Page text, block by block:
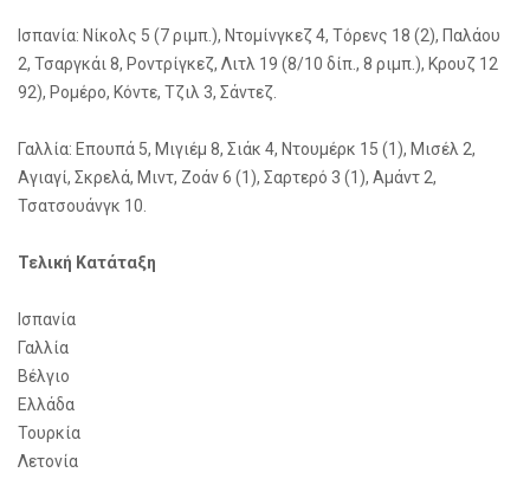
Ισπανία: Νίκολς 5 (7 ριμπ.), Ντομίνγκεζ 4, Τόρενς 18 (2), Παλάου
2, Τσαργκάι 8, Ροντρίγκεζ, Λιτλ 19 (8/10 δίπ., 8 ριμπ.), Κρουζ 12
92), Ρομέρο, Κόντε, Τζιλ 3, Σάντεζ.
Γαλλία: Επουπά 5, Μιγιέμ 8, Σιάκ 4, Ντουμέρκ 15 (1), Μισέλ 2,
Αγιαγί, Σκρελά, Μιντ, Ζοάν 6 (1), Σαρτερό 3 (1), Αμάντ 2,
Τσατσουάνγκ 10.
Τελική Κατάταξη
Ισπανία
Γαλλία
Βέλγιο
Ελλάδα
Τουρκία
Λετονία